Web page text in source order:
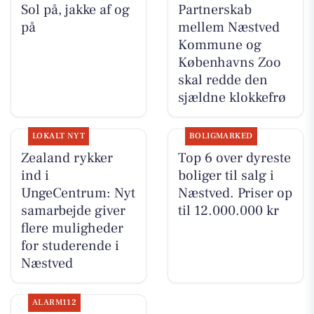
Sol på, jakke af og
på
Partnerskab
mellem Næstved
Kommune og
Københavns Zoo
skal redde den
sjældne klokkefrø
LOKALT NYT
Zealand rykker
ind i
UngeCentrum: Nyt
samarbejde giver
flere muligheder
for studerende i
Næstved
BOLIGMARKED
Top 6 over dyreste
boliger til salg i
Næstved. Priser op
til 12.000.000 kr
ALARM112